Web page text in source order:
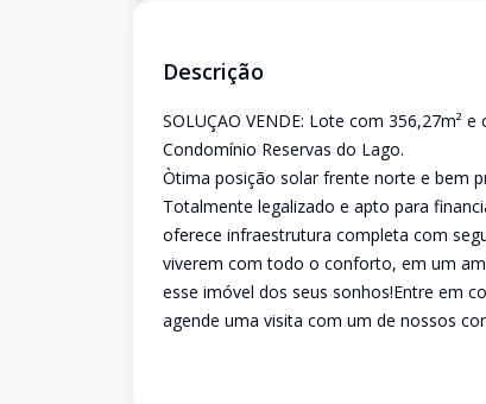
Descrição
SOLUÇAO VENDE: Lote com 356,27m²
Condomínio Reservas do Lago.
Òtima posição solar frente norte e bem
Totalmente legalizado e apto para
oferece infraestrutura completa com
viverem com todo o conforto, em um
esse imóvel dos seus sonhos!Entre em
agende uma visita com um de nossos